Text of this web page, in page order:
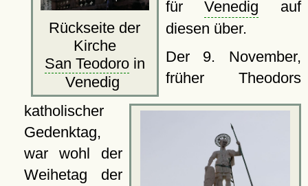
Rückseite der
Kirche
San Teodoroin
Venedig
fürVenedig auf
diesen über.
Der 9. November,
früher Theodors
katholischer
Gedenktag,
war wohl der
Weihetag der